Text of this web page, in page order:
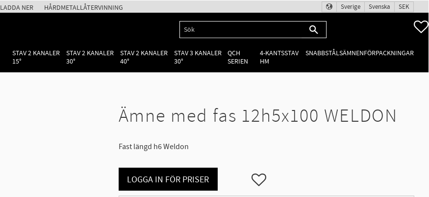
LADDA NER HÅRDMETALLÅTERVINNING Sverige Svenska SEK
STAV 2 KANALER
15°
STAV 2 KANALER
30°
STAV 2 KANALER
40°
STAV 3 KANALER
30°
QCH
SERIEN
4-KANTSSTAV
HM
SNABBSTÅLSÄMNENFÖRPACKNINGAR
Ämne med fas 12h5x100 WELDON
Fast längd h6 Weldon
LOGGA IN FÖR PRISER Lägg till i favoriter